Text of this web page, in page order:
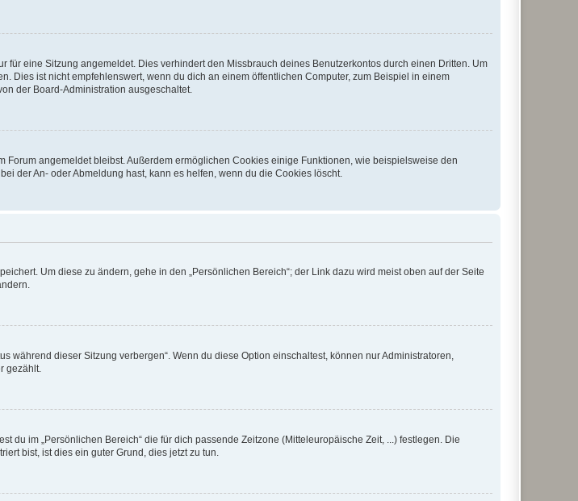
für eine Sitzung angemeldet. Dies verhindert den Missbrauch deines Benutzerkontos durch einen Dritten. Um
Dies ist nicht empfehlenswert, wenn du dich an einem öffentlichen Computer, zum Beispiel in einem
der Board-Administration ausgeschaltet.
angemeldet bleibst. Außerdem ermöglichen Cookies einige Funktionen, wie beispielsweise den
der An- oder Abmeldung hast, kann es helfen, wenn du die Cookies löscht.
Um diese zu ändern, gehe in den „Persönlichen Bereich“; der Link dazu wird meist oben auf der Seite
während dieser Sitzung verbergen“. Wenn du diese Option einschaltest, können nur Administratoren,
gezählt.
im „Persönlichen Bereich“ die für dich passende Zeitzone (Mitteleuropäische Zeit, ...) festlegen. Die
bist, ist dies ein guter Grund, dies jetzt zu tun.